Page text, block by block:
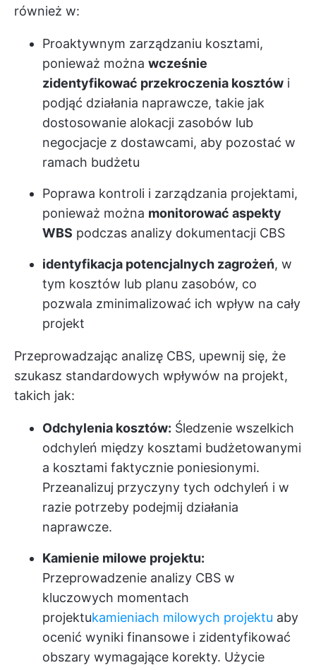
również w:
Proaktywnym zarządzaniu kosztami,
ponieważ można wcześnie
zidentyfikować przekroczenia kosztów i
podjąć działania naprawcze, takie jak
dostosowanie alokacji zasobów lub
negocjacje z dostawcami, aby pozostać w
ramach budżetu
Poprawa kontroli i zarządzania projektami,
ponieważ można monitorować aspekty
WBS podczas analizy dokumentacji CBS
identyfikacja potencjalnych zagrożeń, w
tym kosztów lub planu zasobów, co
pozwala zminimalizować ich wpływ na cały
projekt
Przeprowadzając analizę CBS, upewnij się, że
szukasz standardowych wpływów na projekt,
takich jak:
Odchylenia kosztów: Śledzenie wszelkich
odchyleń między kosztami budżetowanymi
a kosztami faktycznie poniesionymi.
Przeanalizuj przyczyny tych odchyleń i w
razie potrzeby podejmij działania
naprawcze.
Kamienie milowe projektu:
Przeprowadzenie analizy CBS w
kluczowych momentach
projektukamieniach milowych projektu aby
ocenić wyniki finansowe i zidentyfikować
obszary wymagające korekty. Użycie